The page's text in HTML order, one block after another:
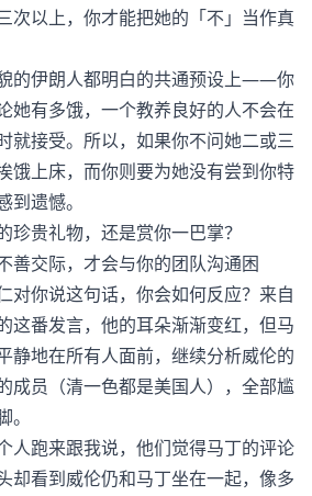
次以上，你才能把她的「不」当作真
的伊朗人都明白的共通预设上——你
她有多饿，一个教养良好的人不会在
就接受。所以，如果你不问她二或三
饿上床，而你则要为她没有尝到你特
到遗憾。
贵礼物，还是赏你一巴掌？
善交际，才会与你的团队沟通困
对你说这句话，你会如何反应？来自
这番发言，他的耳朵渐渐变红，但马
静地在所有人面前，继续分析威伦的
成员（清一色都是美国人），全部尴
人跑来跟我说，他们觉得马丁的评论
却看到威伦仍和马丁坐在一起，像多